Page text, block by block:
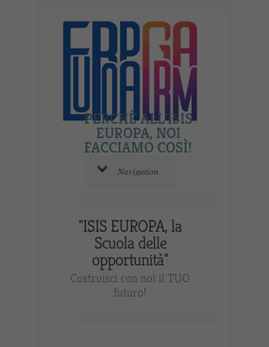
PERCHÈ ALL'ISIS
EUROPA, NOI
FACCIAMO COSÌ!
Navigation
"ISIS EUROPA, la
Scuola delle
opportunità"
Costruisci con noi il TUO
futuro!